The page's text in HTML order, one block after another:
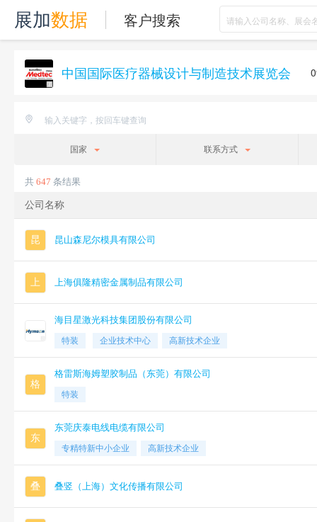
展加数据 客户搜索
中国国际医疗器械设计与制造技术展览会 09
国家 联系方式
共 647 条结果
公司名称
昆 昆山森尼尔模具有限公司
上 上海俱隆精密金属制品有限公司
海目星激光科技集团股份有限公司
特装 企业技术中心 高新技术企业
格
格雷斯海姆塑胶制品（东莞）有限公司
特装
东
东莞庆泰电线电缆有限公司
专精特新中小企业 高新技术企业
叠 叠竖（上海）文化传播有限公司